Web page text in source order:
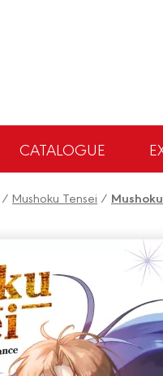
CATALOGUE
/ Mushoku Tensei /